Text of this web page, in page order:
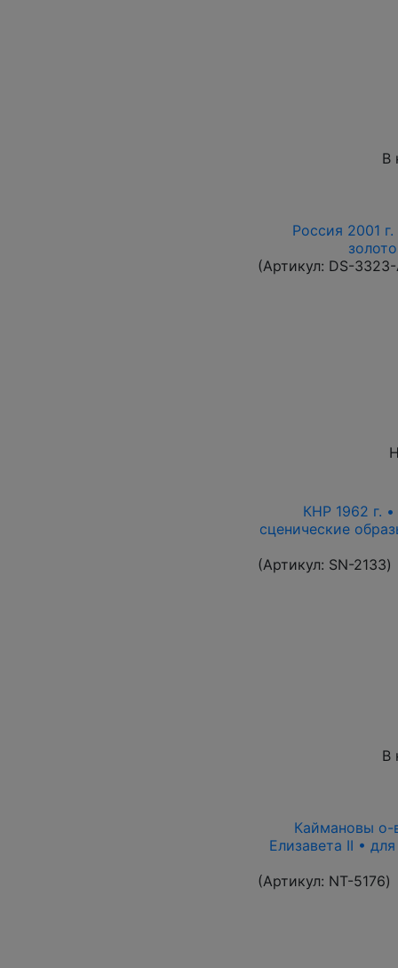
В
Россия 2001
(Артикул: DS-
КНР 1962 г. •
сценические
(Артикул: SN-2133)
В
Каймановы о-
Елизавета II •
(Артикул: NT-5176)